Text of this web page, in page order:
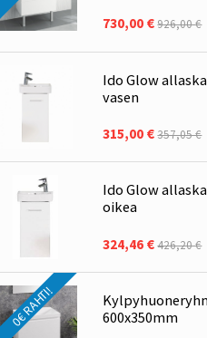
730,00 €926,00 €
Ido Glow
vasen
315,00 €357,05 €
Ido Glow
oikea
324,46 €426,20 €
0€ RAHTI!
600x350mm